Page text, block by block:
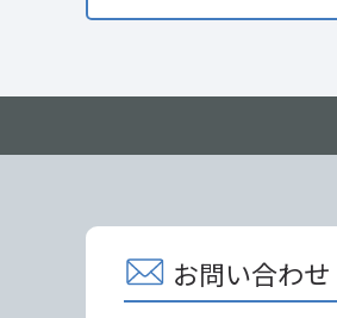
お問い合わせ